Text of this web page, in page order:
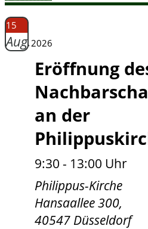
15
Aug.2026
Eröffnung
an der
9:30 - 13:00 Uhr
Philippus-Kirche
Hansaallee 300,
40547 Düsseldorf